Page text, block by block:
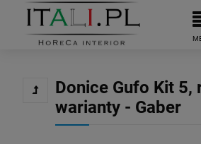
Donice Gufo Kit 5,
warianty - Gaber